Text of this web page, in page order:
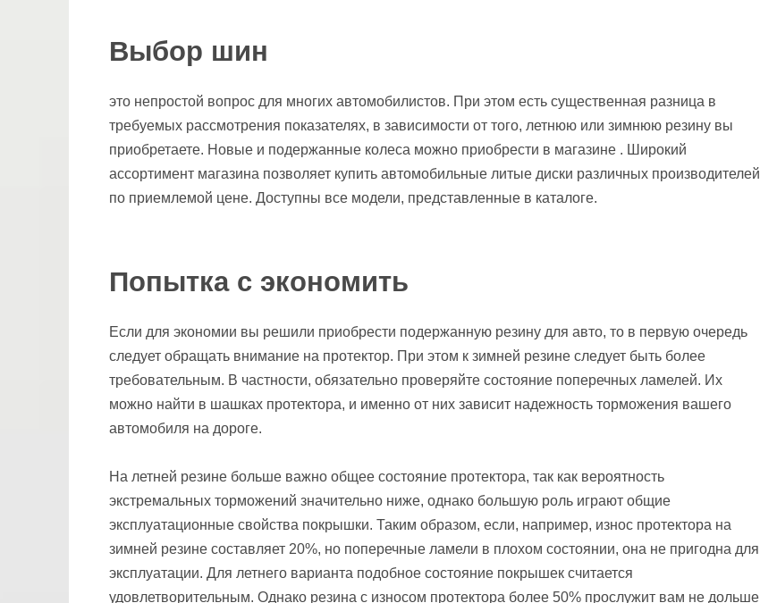
Выбор шин
это непростой вопрос для многих автомобилистов. При этом есть существенная разница в
требуемых рассмотрения показателях, в зависимости от того, летнюю или зимнюю резину вы
приобретаете. Новые и подержанные колеса можно приобрести в магазине . Широкий
ассортимент магазина позволяет купить автомобильные литые диски различных производителей
по приемлемой цене. Доступны все модели, представленные в каталоге.
Попытка с экономить
Если для экономии вы решили приобрести подержанную резину для авто, то в первую очередь
следует обращать внимание на протектор. При этом к зимней резине следует быть более
требовательным. В частности, обязательно проверяйте состояние поперечных ламелей. Их
можно найти в шашках протектора, и именно от них зависит надежность торможения вашего
автомобиля на дороге.
На летней резине больше важно общее состояние протектора, так как вероятность
экстремальных торможений значительно ниже, однако большую роль играют общие
эксплуатационные свойства покрышки. Таким образом, если, например, износ протектора на
зимней резине составляет 20%, но поперечные ламели в плохом состоянии, она не пригодна для
эксплуатации. Для летнего варианта подобное состояние покрышек считается
удовлетворительным. Однако резина с износом протектора более 50% прослужит вам не дольше